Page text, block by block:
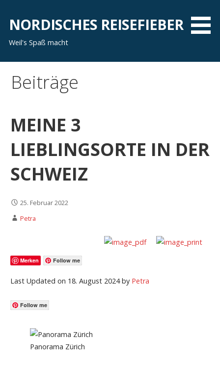
Inhalt
springen
NORDISCHES REISEFIEBER
Weil's Spaß macht
Beiträge
MEINE 3
LIEBLINGSORTE IN DER
SCHWEIZ
25. Februar 2022
Petra
Merken Follow me
Last Updated on 18. August 2024 by Petra
Follow me
Panorama Zürich